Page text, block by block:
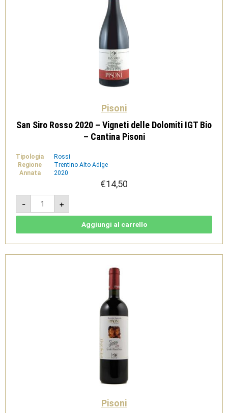
Pisoni
San Siro Rosso 2020 – Vigneti delle Dolomiti IGT Bio
– Cantina Pisoni
Tipologia
Rossi
Regione
Trentino Alto Adige
Annata
2020
€14,50
-
San
Siro
Rosso
2020
Dolomiti
Bio
+
Aggiungi al carrello
Pisoni